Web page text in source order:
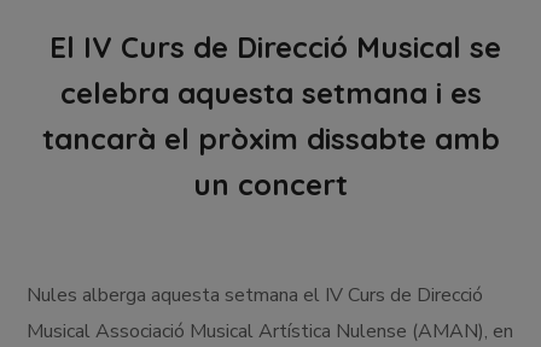
El IV Curs de Direcció Musical se
celebra aquesta setmana i es
tancarà el pròxim dissabte amb
un concert
Nules alberga aquesta setmana el IV Curs de Direcció
Musical Associació Musical Artística Nulense (AMAN), en